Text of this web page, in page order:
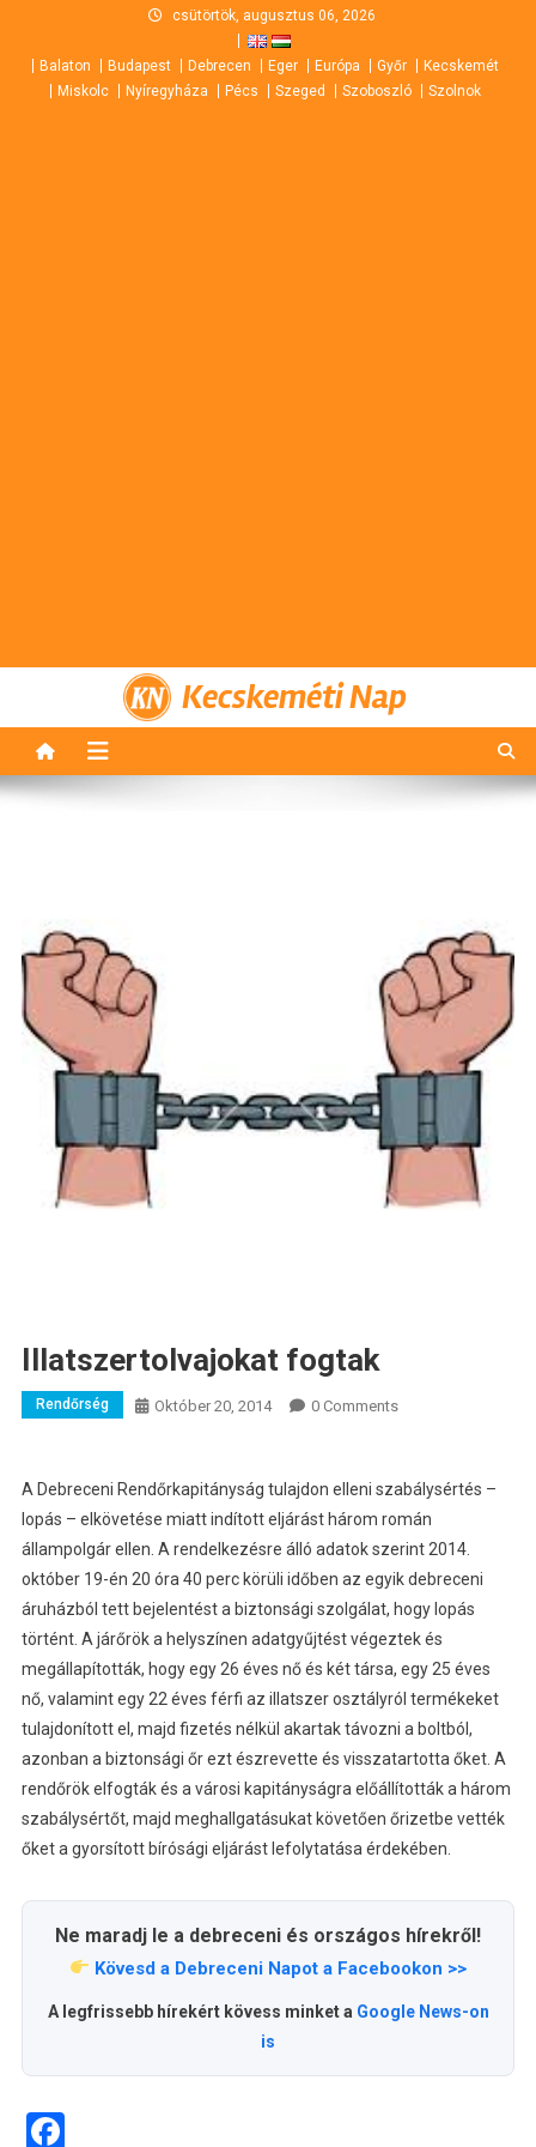
content
csütörtök, augusztus 06, 2026
Balaton Budapest Debrecen Eger Európa Győr
Kecskemét
Miskolc
Nyíregyháza Pécs Szeged Szoboszló Szolnok
Kecskeméti Nap
Illatszertolvajokat fogtak
Rendőrség Október 20, 2014 0 Comments
A Debreceni Rendőrkapitányság tulajdon elleni szabálysértés –
lopás – elkövetése miatt indított eljárást három román
állampolgár ellen. A rendelkezésre álló adatok szerint 2014.
október 19-én 20 óra 40 perc körüli időben az egyik debreceni
áruházból tett bejelentést a biztonsági szolgálat, hogy lopás
történt. A járőrök a helyszínen adatgyűjtést végeztek és
megállapították, hogy egy 26 éves nő és két társa, egy 25 éves
nő, valamint egy 22 éves férfi az illatszer osztályról termékeket
tulajdonított el, majd fizetés nélkül akartak távozni a boltból,
azonban a biztonsági őr ezt észrevette és visszatartotta őket. A
rendőrök elfogták és a városi kapitányságra előállították a három
szabálysértőt, majd meghallgatásukat követően őrizetbe vették
őket a gyorsított bírósági eljárást lefolytatása érdekében.
Ne maradj le a debreceni és országos hírekről!
Kövesd a Debreceni Napot a Facebookon >>
A legfrissebb hírekért kövess minket a Google News-on
is
Facebook